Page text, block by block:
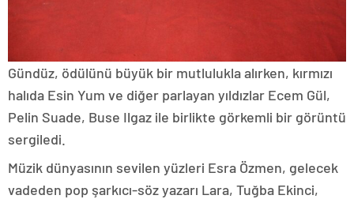
Gündüz, ödülünü büyük bir mutlulukla alırken, kırmızı
halıda Esin Yum ve diğer parlayan yıldızlar Ecem Gül,
Pelin Suade, Buse Ilgaz ile birlikte görkemli bir görüntü
sergiledi.
Müzik dünyasının sevilen yüzleri Esra Özmen, gelecek
vadeden pop şarkıcı-söz yazarı Lara, Tuğba Ekinci,